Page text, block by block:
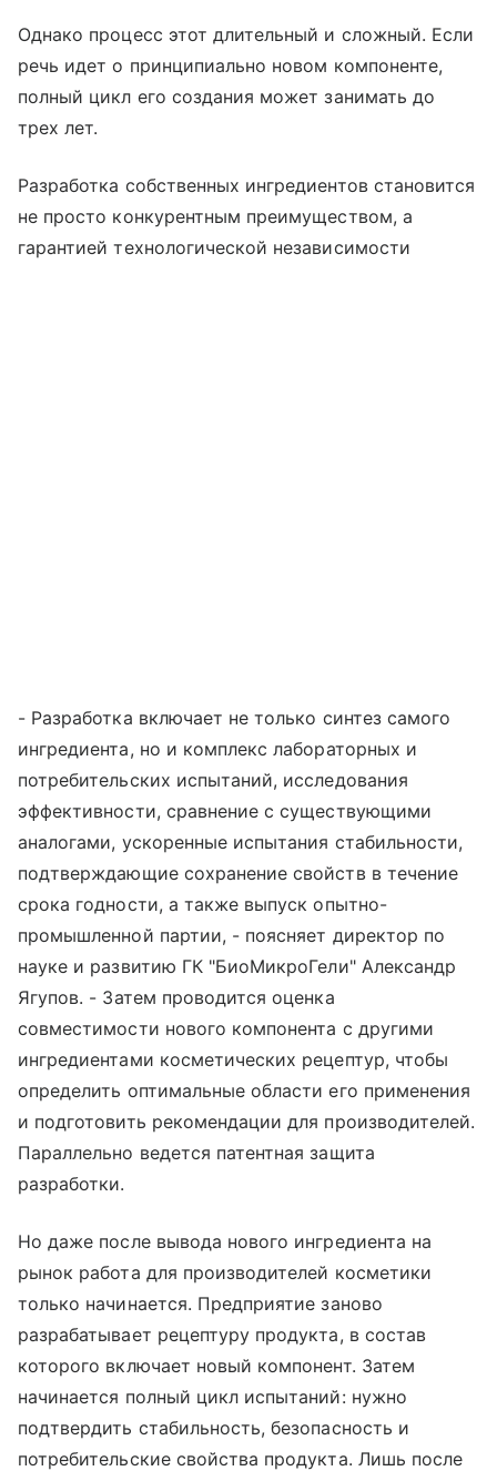
Однако процесс этот длительный и сложный. Если
речь идет о принципиально новом компоненте,
полный цикл его создания может занимать до
трех лет.
Разработка собственных ингредиентов становится
не просто конкурентным преимуществом, а
гарантией технологической независимости
- Разработка включает не только синтез самого
ингредиента, но и комплекс лабораторных и
потребительских испытаний, исследования
эффективности, сравнение с существующими
аналогами, ускоренные испытания стабильности,
подтверждающие сохранение свойств в течение
срока годности, а также выпуск опытно-
промышленной партии, - поясняет директор по
науке и развитию ГК "БиоМикроГели" Александр
Ягупов. - Затем проводится оценка
совместимости нового компонента с другими
ингредиентами косметических рецептур, чтобы
определить оптимальные области его применения
и подготовить рекомендации для производителей.
Параллельно ведется патентная защита
разработки.
Но даже после вывода нового ингредиента на
рынок работа для производителей косметики
только начинается. Предприятие заново
разрабатывает рецептуру продукта, в состав
которого включает новый компонент. Затем
начинается полный цикл испытаний: нужно
подтвердить стабильность, безопасность и
потребительские свойства продукта. Лишь после